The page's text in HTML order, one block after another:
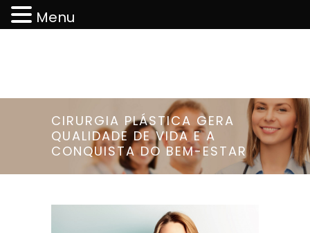
CIRURGIA PLÁSTICA GERA
QUALIDADE DE VIDA E A
CONQUISTA DO BEM-ESTAR
Menu